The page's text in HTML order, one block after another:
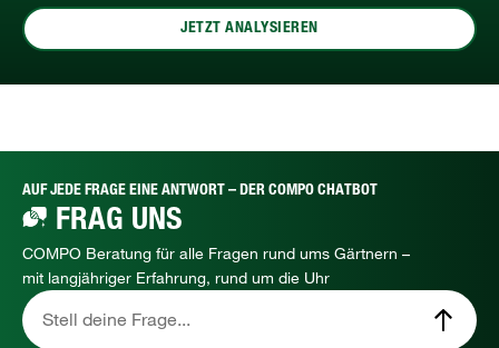
JETZT ANALYSIEREN
AUF JEDE FRAGE EINE ANTWORT – DER COMPO CHATBOT
FRAG UNS
COMPO Beratung für alle Fragen rund ums Gärtnern –
mit langjähriger Erfahrung, rund um die Uhr
Stell deine Frage...